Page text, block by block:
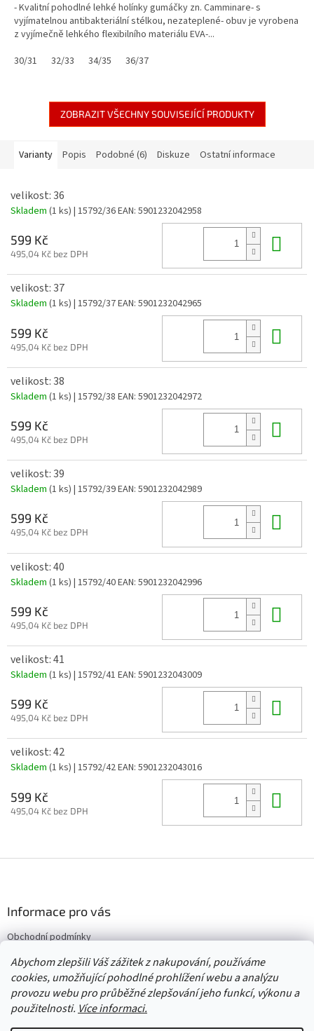
Abychom zlepšili Váš zážitek z nakupování, používáme
cookies, umožňující pohodlné prohlížení webu a analýzu
provozu webu pro průběžné zlepšování jeho funkcí, výkonu a
použitelnosti. Více informaci.
- Kvalitní pohodlné lehké holínky gumáčky zn. Camminare- s
vyjímatelnou antibakteriální stélkou, nezateplené- obuv je vyrobena
z vyjímečně lehkého flexibilního materiálu EVA-...
30/31
32/33 34/35 36/37
ZOBRAZIT VŠECHNY SOUVISEJÍCÍ PRODUKTY
Varianty Popis Podobné (6) Diskuze Ostatní informace
velikost: 36
Skladem (1 ks) | 15792/36EAN: 5901232042958
599 Kč
495,04 Kč bez DPH
velikost: 37
Skladem (1 ks) | 15792/37EAN: 5901232042965
599 Kč
495,04 Kč bez DPH
velikost: 38
Skladem (1 ks) | 15792/38 EAN: 5901232042972
599 Kč
495,04 Kč bez DPH
velikost: 39
Skladem (1 ks) | 15792/39EAN: 5901232042989
599 Kč
495,04 Kč bez DPH
velikost: 40
Skladem (1 ks) | 15792/40EAN: 5901232042996
599 Kč
495,04 Kč bez DPH
velikost: 41
Skladem (1 ks) | 15792/41 EAN: 5901232043009
599 Kč
495,04 Kč bez DPH
velikost: 42
Skladem (1 ks) | 15792/42EAN: 5901232043016
599 Kč
495,04 Kč bez DPH
í
Informace pro vás
Obchodní podmínky
Vrácení/výměna/reklamace
Velkoobchod